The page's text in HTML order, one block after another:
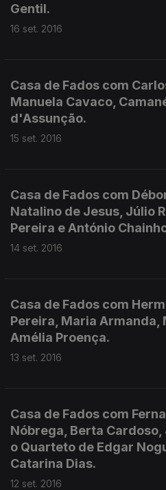
Gentil.
16 set. 2016
Casa de Fados com
Manuela Cavaco,
d'Assunção.
15 set. 2016
Casa de Fados com
Natalino de Jesus, Júlio
Pereira e António
14 set. 2016
Casa de Fados com
Pereira, Maria Armanda,
Amélia Proença.
13 set. 2016
Casa de Fados com
Nóbrega, Berta Cardoso,
o Quarteto de Edgar
Catarina Dias.
12 set. 2016